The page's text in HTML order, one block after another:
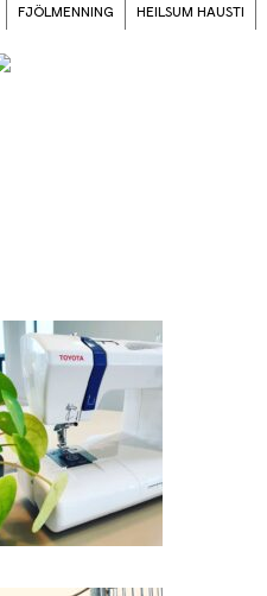
FJÖLMENNING HEILSUM HAUSTI